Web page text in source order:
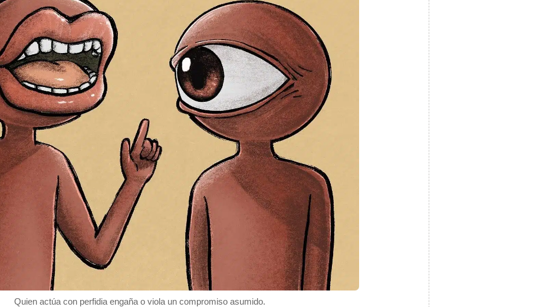
Quien actúa con perfidia engaña o viola un compromiso asumido.